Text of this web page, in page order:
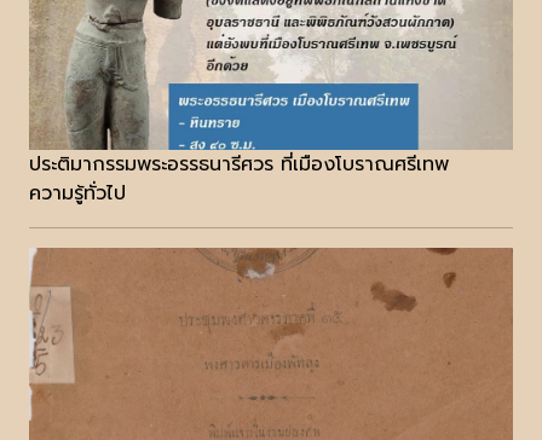
ประติมากรรมพระอรรธนารีศวร ที่เมืองโบราณศรีเทพ
ความรู้ทั่วไป